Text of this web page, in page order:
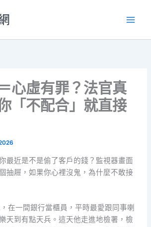
心虛有罪？法官真
「不配合」就直接
最近是不是偷了客戶的錢？監視器畫面
抽屜，如果你心裡沒鬼，為什麼不敢接
在一間銀行當櫃員，平時最愛跟同事喇
天到有點天兵。這天他走進地檢署，檢